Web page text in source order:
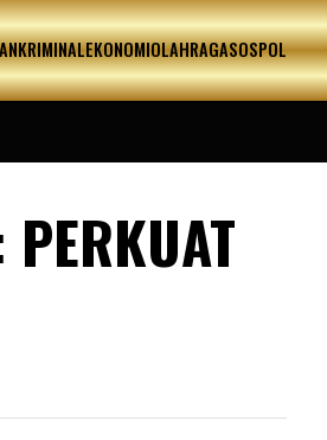
KRIMINALEKONOMIOLAHRAGASOSPOL